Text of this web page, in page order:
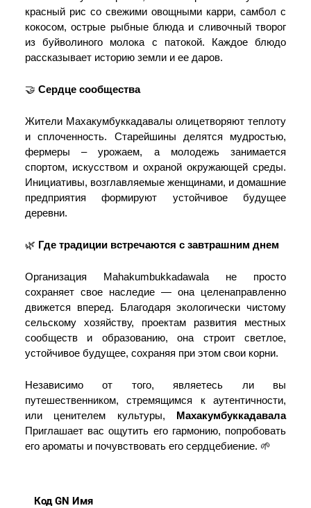
красный рис со свежими овощными карри, самбол с
кокосом, острые рыбные блюда и сливочный творог
из буйволиного молока с патокой. Каждое блюдо
рассказывает историю земли и ее даров.
🤝 Сердце сообщества
Жители Махакумбуккадавалы олицетворяют теплоту
и сплоченность. Старейшины делятся мудростью,
фермеры – урожаем, а молодежь занимается
спортом, искусством и охраной окружающей среды.
Инициативы, возглавляемые женщинами, и домашние
предприятия формируют устойчивое будущее
деревни.
🌿 Где традиции встречаются с завтрашним днем
Организация Mahakumbukkadawala не просто
сохраняет свое наследие — она целенаправленно
движется вперед. Благодаря экологически чистому
сельскому хозяйству, проектам развития местных
сообществ и образованию, она строит светлое,
устойчивое будущее, сохраняя при этом свои корни.
Независимо от того, являетесь ли вы
путешественником, стремящимся к аутентичности,
или ценителем культуры, Махакумбуккадавала
Приглашает вас ощутить его гармонию, попробовать
его ароматы и почувствовать его сердцебиение. 🌱
Код GN Имя